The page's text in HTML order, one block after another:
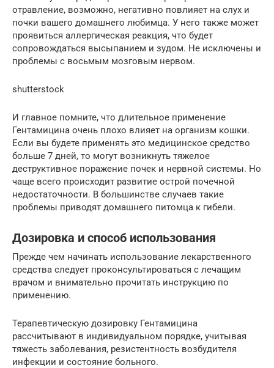
отравление, возможно, негативно повлияет на слух и
почки вашего домашнего любимца. У него также может
проявиться аллергическая реакция, что будет
сопровождаться высыпанием и зудом. Не исключены и
проблемы с восьмым мозговым нервом.
shutterstock
И главное помните, что длительное применение
Гентамицина очень плохо влияет на организм кошки.
Если вы будете применять это медицинское средство
больше 7 дней, то могут возникнуть тяжелое
деструктивное поражение почек и нервной системы. Но
чаще всего происходит развитие острой почечной
недостаточности. В большинстве случаев такие
проблемы приводят домашнего питомца к гибели.
Дозировка и способ использования
Прежде чем начинать использование лекарственного
средства следует проконсультироваться с лечащим
врачом и внимательно прочитать инструкцию по
применению.
Терапевтическую дозировку Гентамицина
рассчитывают в индивидуальном порядке, учитывая
тяжесть заболевания, резистентность возбудителя
инфекции и состояние больного.